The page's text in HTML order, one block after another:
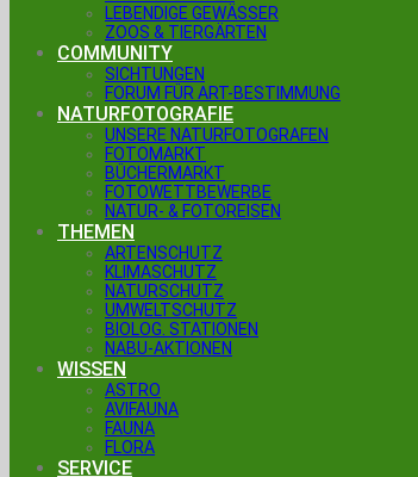
LEBENDIGE GEWÄSSER
ZOOS & TIERGÄRTEN
COMMUNITY
SICHTUNGEN
FORUM FÜR ART-BESTIMMUNG
NATURFOTOGRAFIE
UNSERE NATURFOTOGRAFEN
FOTOMARKT
BÜCHERMARKT
FOTOWETTBEWERBE
NATUR- & FOTOREISEN
THEMEN
ARTENSCHUTZ
KLIMASCHUTZ
NATURSCHUTZ
UMWELTSCHUTZ
BIOLOG. STATIONEN
NABU-AKTIONEN
WISSEN
ASTRO
AVIFAUNA
FAUNA
FLORA
SERVICE